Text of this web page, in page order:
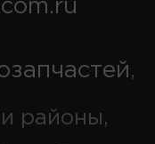
,
районы,